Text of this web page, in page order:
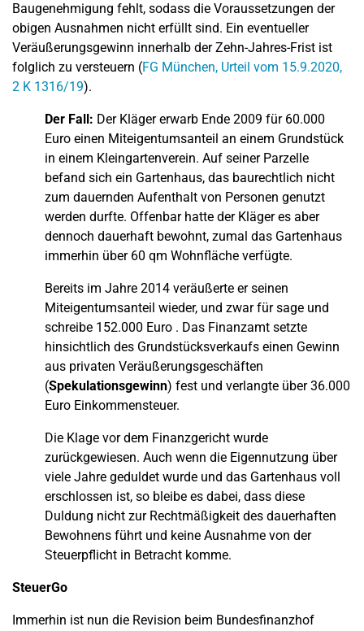
Baugenehmigung fehlt, sodass die Voraussetzungen der
obigen Ausnahmen nicht erfüllt sind. Ein eventueller
Veräußerungsgewinn innerhalb der Zehn-Jahres-Frist ist
folglich zu versteuern (FG München, Urteil vom 15.9.2020,
2 K 1316/19).
Der Fall: Der Kläger erwarb Ende 2009 für 60.000
Euro einen Miteigentumsanteil an einem Grundstück
in einem Kleingartenverein. Auf seiner Parzelle
befand sich ein Gartenhaus, das baurechtlich nicht
zum dauernden Aufenthalt von Personen genutzt
werden durfte. Offenbar hatte der Kläger es aber
dennoch dauerhaft bewohnt, zumal das Gartenhaus
immerhin über 60 qm Wohnfläche verfügte.
Bereits im Jahre 2014 veräußerte er seinen
Miteigentumsanteil wieder, und zwar für sage und
schreibe 152.000 Euro . Das Finanzamt setzte
hinsichtlich des Grundstücksverkaufs einen Gewinn
aus privaten Veräußerungsgeschäften
(Spekulationsgewinn) fest und verlangte über 36.000
Euro Einkommensteuer.
Die Klage vor dem Finanzgericht wurde
zurückgewiesen. Auch wenn die Eigennutzung über
viele Jahre geduldet wurde und das Gartenhaus voll
erschlossen ist, so bleibe es dabei, dass diese
Duldung nicht zur Rechtmäßigkeit des dauerhaften
Bewohnens führt und keine Ausnahme von der
Steuerpflicht in Betracht komme.
SteuerGo
Immerhin ist nun die Revision beim Bundesfinanzhof